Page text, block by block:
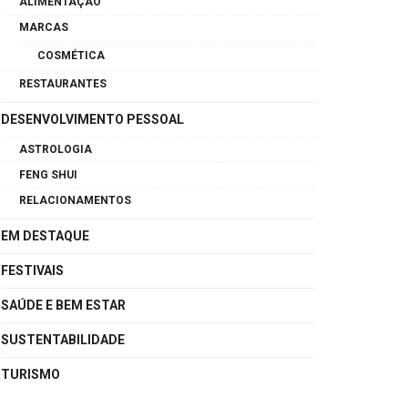
MARCAS
COSMÉTICA
RESTAURANTES
DESENVOLVIMENTO PESSOAL
ASTROLOGIA
FENG SHUI
RELACIONAMENTOS
EM DESTAQUE
FESTIVAIS
SAÚDE E BEM ESTAR
SUSTENTABILIDADE
TURISMO